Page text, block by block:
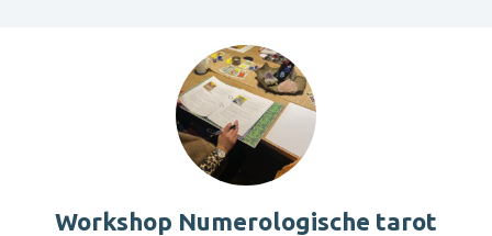
Workshop Numerologische tarot